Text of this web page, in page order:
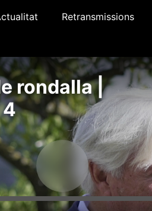
Retransmissions
rondalla |